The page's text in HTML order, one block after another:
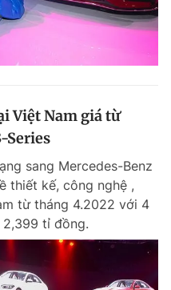
Việt Nam giá từ
Series
sang Mercedes-Benz
thiết kế, công nghệ ,
từ tháng 4.2022 với 4
2,399 tỉ đồng.